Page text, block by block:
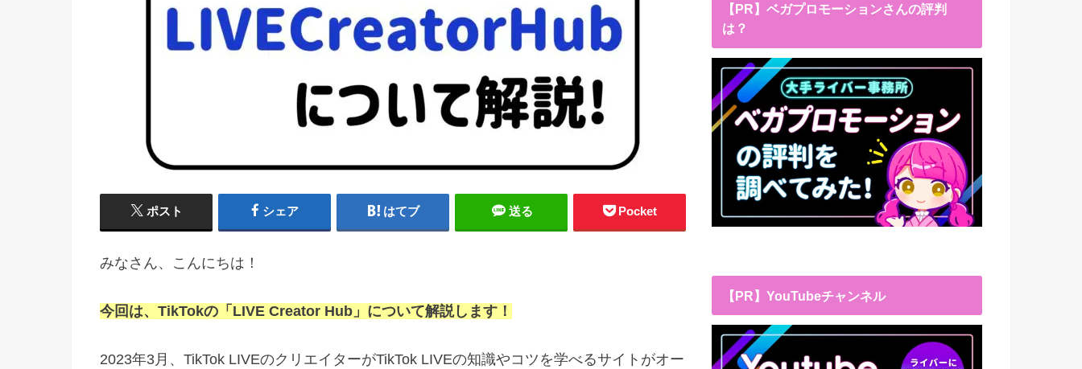
ポスト シェア はてブ 送る Pocket
みなさん、こんにちは！
今回は、TikTokの「LIVE Creator Hub」について解説します！
2023年3月、TikTok LIVEのクリエイターがTikTok LIVEの知識やコツを学べるサイトがオー
【PR】ベガプロモーションさんの評判
は？
【PR】YouTubeチャンネル